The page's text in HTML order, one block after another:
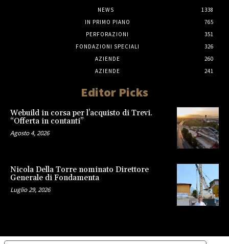
NEWS
1338
IN PRIMO PIANO
765
PERFORAZIONI
351
FONDAZIONI SPECIALI
326
AZIENDE
260
AZIENDE
241
Editor Picks
Webuild in corsa per l’acquisto di Trevi.
“Offerta in contanti”
Agosto 4, 2026
Nicola Della Torre nominato Direttore
Generale di Fondamenta
Luglio 29, 2026